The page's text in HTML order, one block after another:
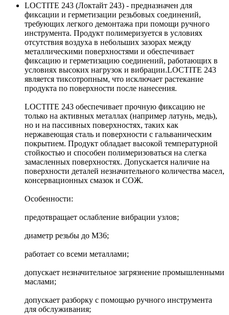
LOCTITE 243 (Локтайт 243) - предназначен для
фиксации и герметизации резьбовых соединений,
требующих легкого демонтажа при помощи ручного
инструмента. Продукт полимеризуется в условиях
отсутствия воздуха в небольших зазорах между
металлическими поверхностями и обеспечивает
фиксацию и герметизацию соединений, работающих в
условиях высоких нагрузок и вибрации.LOCTITE 243
является тиксотропным, что исключает растекание
продукта по поверхности после нанесения.
LOCTITE 243 обеспечивает прочную фиксацию не
только на активных металлах (например латунь, медь),
но и на пассивных поверхностях, таких как
нержавеющая сталь и поверхности с гальваническим
покрытием. Продукт обладает высокой температурной
стойкостью и способен полимеризоваться на слегка
замасленных поверхностях. Допускается наличие на
поверхности деталей незначительного количества масел,
консервационных смазок и СОЖ.
Особенности:
предотвращает ослабление вибрации узлов;
диаметр резьбы до M36;
работает со всеми металлами;
допускает незначительное загрязнение промышленными
маслами;
допускает разборку с помощью ручного инструмента
для обслуживания;